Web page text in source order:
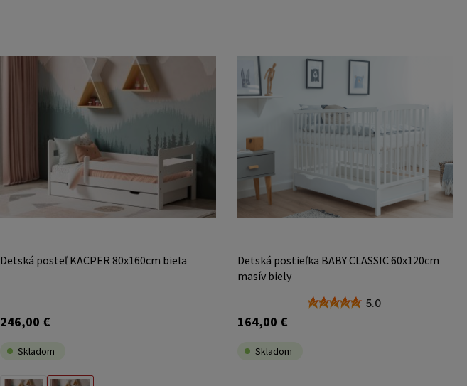
Detská posteľ KACPER 80x160cm biela
246,00 €
Skladom
Detská postieľka BABY CLASSIC 60x120cm
masív biely
5.0
164,00 €
Skladom